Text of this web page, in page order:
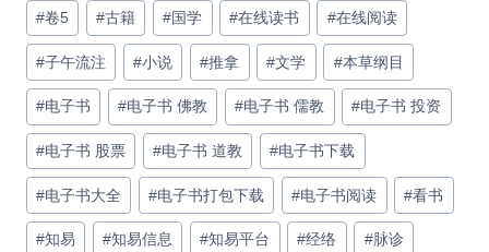
#卷5 #古籍 # 国学 #在线读书 #在线阅读
#子午流注 #小说 #推拿 #文学 #本草纲目
#电子书 #电子书 佛教 #电子书 儒教 #电子书 投资
#电子书 股票 #电子书 道教 #电子书下载
#电子书大全 #电子书打包下载 #电子书阅读 #看书
#知易 #知易信息 #知易平台 #经络 #脉诊